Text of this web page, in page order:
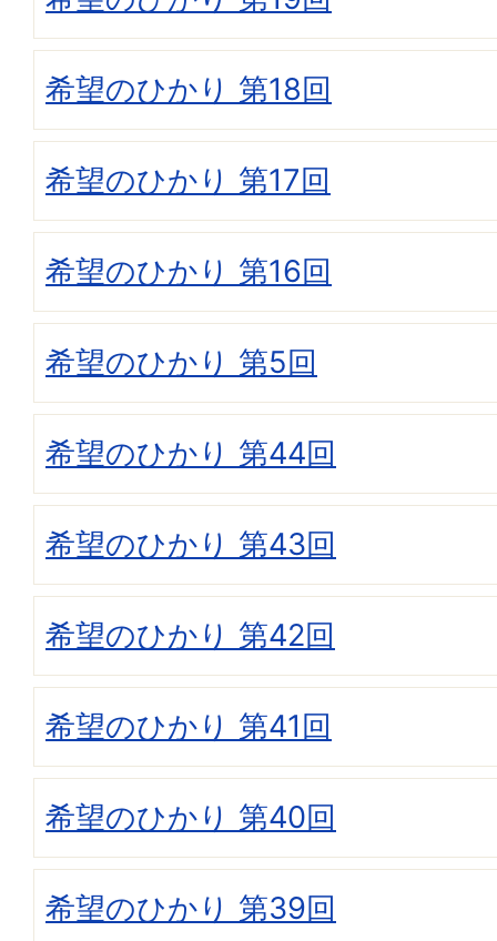
希望のひかり 第18回
希望のひかり 第17回
希望のひかり 第16回
希望のひかり 第5回
希望のひかり 第44回
希望のひかり 第43回
希望のひかり 第42回
希望のひかり 第41回
希望のひかり 第40回
希望のひかり 第39回